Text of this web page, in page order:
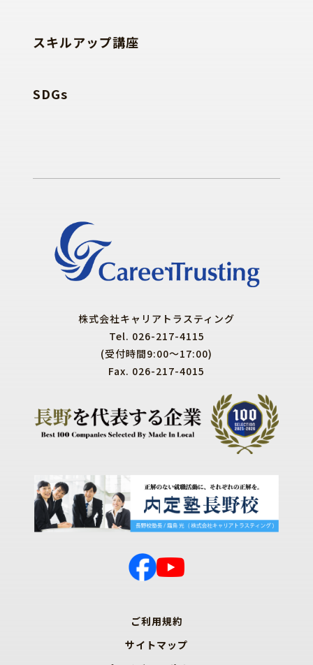
株式会社キャリアトラスティング
Tel. 026-217-4115
(受付時間9:00～17:00)
Fax. 026-217-4015
ご利用規約
サイトマップ
スキルアップ講座
SDGs